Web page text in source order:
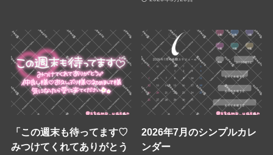
「この週末も待ってます♡
みつけてくれてありがとう
2026年7月のシンプルカレ
ンダー